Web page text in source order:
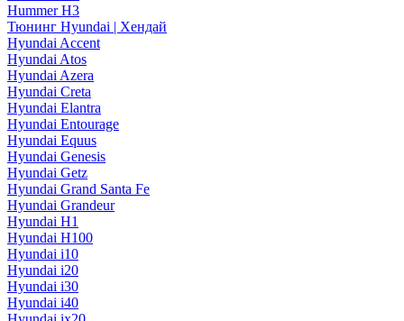
Hummer H3
Тюнинг Hyundai | Хендай
Hyundai Accent
Hyundai Atos
Hyundai Azera
Hyundai Creta
Hyundai Elantra
Hyundai Entourage
Hyundai Equus
Hyundai Genesis
Hyundai Getz
Hyundai Grand Santa Fe
Hyundai Grandeur
Hyundai H1
Hyundai H100
Hyundai i10
Hyundai i20
Hyundai i30
Hyundai i40